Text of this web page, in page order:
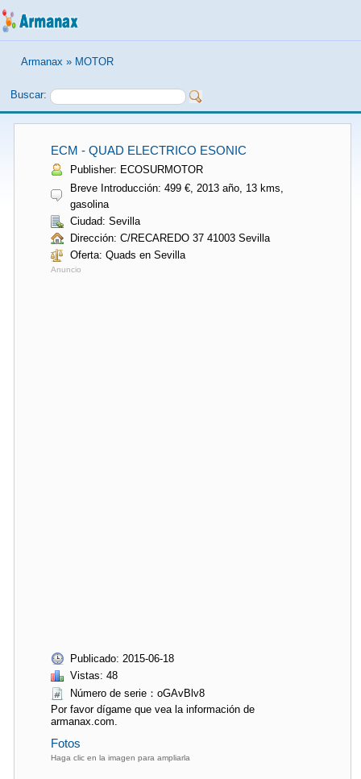
Armanax » MOTOR
Buscar:
ECM - QUAD ELECTRICO ESONIC
Publisher: ECOSURMOTOR
Breve Introducción: 499 €, 2013 año, 13 kms,
gasolina
Ciudad: Sevilla
Dirección: C/RECAREDO 37 41003 Sevilla
Oferta: Quads en Sevilla
Anuncio
Publicado: 2015-06-18
Vistas: 48
Número de serie：oGAvBlv8
Por favor dígame que vea la información de
armanax.com.
Fotos
Haga clic en la imagen para ampliarla